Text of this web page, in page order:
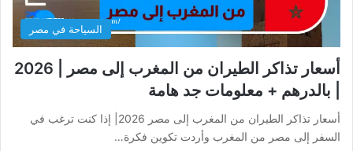
السياحة في مصر
أسعار تذاكر الطيران من المغرب إلى مصر | 2026
| بالدرهم + معلومات جد هامة
أسعار تذاكر الطيران من المغرب إلى مصر 2026| إذا كنت ترغب في
السفر إلى مصر من المغرب وأردت تكوين فكرة…